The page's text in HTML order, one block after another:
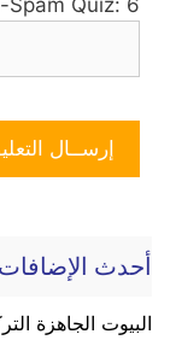
Spam Quiz: 6
أحدث الإضافات
البيوت الجاهزة